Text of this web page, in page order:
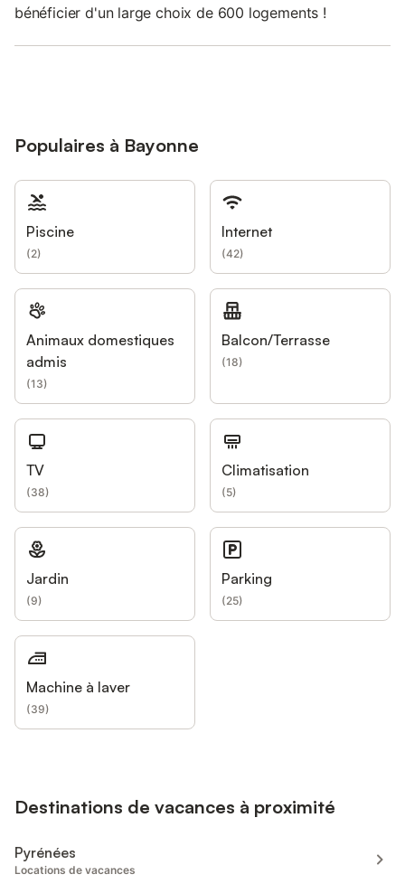
bénéficier d'un large choix de 600 logements !
Populaires à Bayonne
Piscine
(2)
Internet
(42)
Animaux domestiques
admis
(13)
Balcon/Terrasse
(18)
TV
(38)
Climatisation
(5)
Jardin
(9)
Parking
(25)
Machine à laver
(39)
Destinations de vacances à proximité
Pyrénées
Locations de vacances